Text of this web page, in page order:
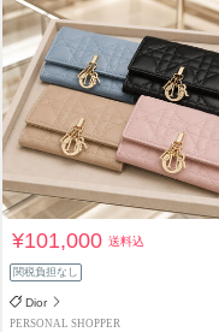
¥101,000送料込
関税負担なし
Dior
PERSONAL SHOPPER